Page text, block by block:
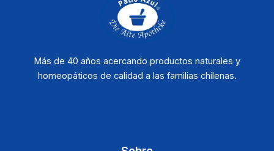
Más de 40 años acercando productos naturales y
homeopáticos de calidad a las familias chilenas.